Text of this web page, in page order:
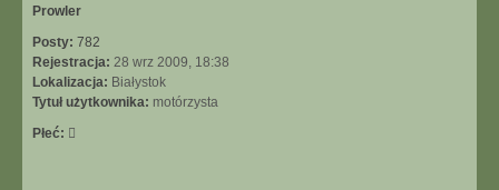
Prowler
Posty: 782
Rejestracja: 28 wrz 2009, 18:38
Lokalizacja: Białystok
Tytuł użytkownika: motórzysta
Płeć: